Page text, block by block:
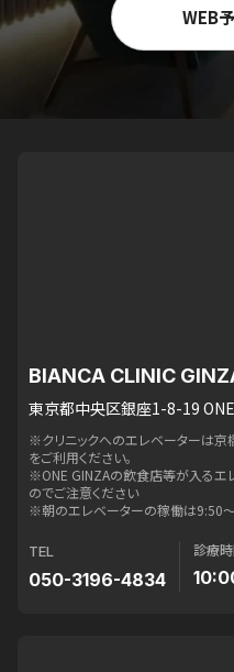
WEB
BIANCA CLINIC
東京都中央区銀座1-8-19
※クリニックへのエレベーターは
をご利用ください。
※ONE GINZAの飲食店等が入るエ
のでご注意ください
※朝のエレベーターの稼働は9:50
TEL
050-3196-4834
診療